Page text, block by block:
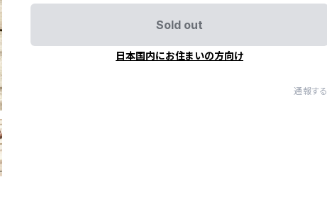
Sold out
日本国内にお住まいの方向け
通報する